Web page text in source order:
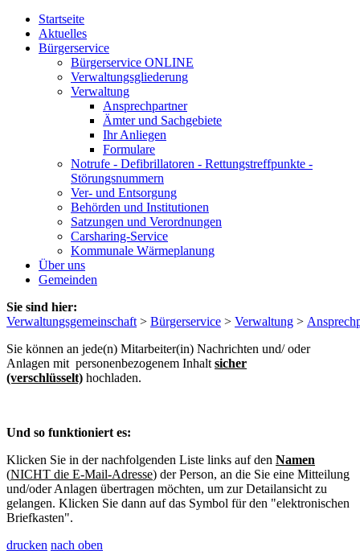
Startseite
Aktuelles
Bürgerservice
Bürgerservice ONLINE
Verwaltungsgliederung
Verwaltung
Ansprechpartner
Ämter und Sachgebiete
Ihr Anliegen
Formulare
Notrufe - Defibrillatoren - Rettungstreffpunkte -
Störungsnummern
Ver- und Entsorgung
Behörden und Institutionen
Satzungen und Verordnungen
Carsharing-Service
Kommunale Wärmeplanung
Über uns
Gemeinden
Sie sind hier:
Verwaltungsgemeinschaft > Bürgerservice > Verwaltung >
Sie können an jede(n) Mitarbeiter(in) Nachrichten und/ oder
Anlagen mit personenbezogenem Inhalt sicher
(verschlüsselt) hochladen.
Und so funktioniert es:
Klicken Sie in der nachfolgenden Liste links auf den Namen
(NICHT die E-Mail-Adresse) der Person, an die Sie eine Mitteilung
und/oder Anlagen übertragen möchten, um zur Detailansicht zu
gelangen. Klicken Sie dann auf das Symbol für den "elektronischen
Briefkasten".
drucken nach oben